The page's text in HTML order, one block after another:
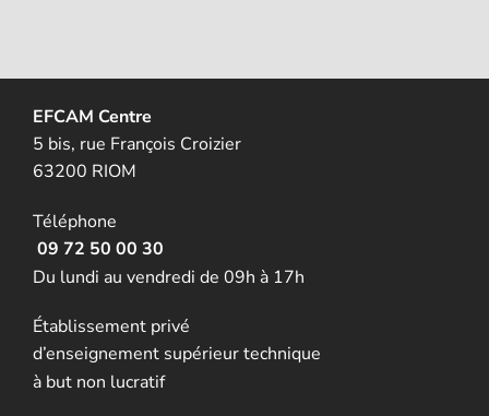
EFCAM Centre
5 bis, rue François Croizier
63200 RIOM
Téléphone
09 72 50 00 30
Du lundi au vendredi de 09h à 17h
Établissement privé
d’enseignement supérieur technique
à but non lucratif